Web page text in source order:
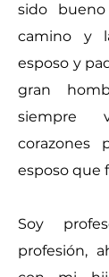
sido
camino y
esposo y
gran
siempre
esposo que
Soy
profesión,